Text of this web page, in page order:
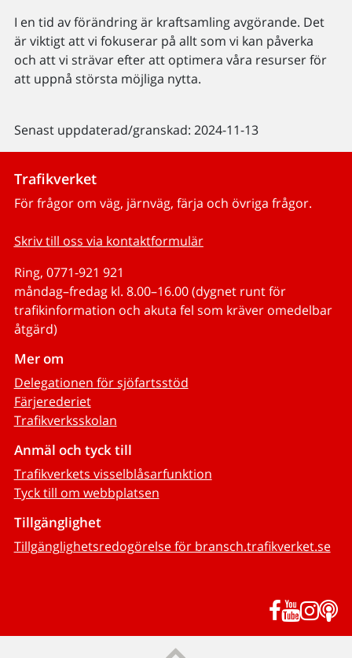
I en tid av förändring är kraftsamling avgörande. Det
är viktigt att vi fokuserar på allt som vi kan påverka
och att vi strävar efter att optimera våra resurser för
att uppnå största möjliga nytta.
Senast uppdaterad/granskad: 2024-11-13
Trafikverket
För frågor om väg, järnväg, färja och övriga frågor.
Skriv till oss via kontaktformulär
Ring, 0771-921 921
måndag–fredag kl. 8.00–16.00 (dygnet runt för
trafikinformation och akuta fel som kräver omedelbar
åtgärd)
Mer om
Delegationen för sjöfartsstöd
Färjerederiet
Trafikverksskolan
Anmäl och tyck till
Trafikverkets visselblåsarfunktion
Tyck till om webbplatsen
Tillgänglighet
Tillgänglighetsredogörelse för bransch.trafikverket.se
Facebook
YouTube